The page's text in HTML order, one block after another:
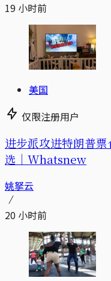
19 小时前
美国
仅限注册用户
进步派攻进特朗普
选｜Whatsnew
姚拏云
20 小时前